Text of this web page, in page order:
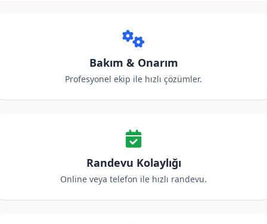
Bakım & Onarım
Profesyonel ekip ile hızlı çözümler.
Randevu Kolaylığı
Online veya telefon ile hızlı randevu.